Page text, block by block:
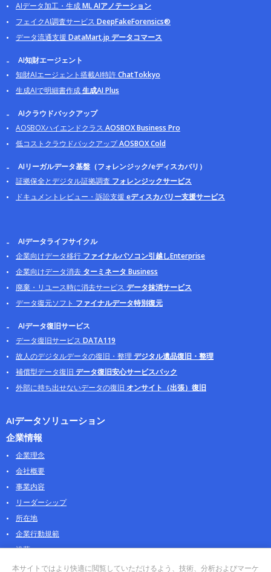
AIデータ加工・生成ML AIアノテーション
フェイクAI調査サービス DeepFakeForensics®
データ流通支援DataMart.jp データコマース
AI知財エージェント
知財AIエージェント搭載AI特許ChatTokkyo
生成AIで明細書作成生成AI Plus
AIクラウドバックアップ
AOSBOXハイエンドクラス AOSBOX Business Pro
低コストクラウドバックアップAOSBOX Cold
AIリーガルデータ基盤（フォレンジック/eディスカバリ）
証拠保全とデジタル証拠調査 フォレンジックサービス
ドキュメントレビュー・訴訟支援eディスカバリー支援サービス
AIデータライフサイクル
企業向けデータ移行 ファイナルパソコン引越しEnterprise
企業向けデータ消去 ターミネータ Business
廃棄・リユース時に消去サービス データ抹消サービス
データ復元ソフト ファイナルデータ特別復元
AIデータ復旧サービス
データ復旧サービス DATA119
故人のデジタルデータの復旧・整理デジタル遺品復旧・整理
補償型データ復旧 データ復旧安心サービスパック
外部に持ち出せないデータの復旧 オンサイト（出張）復旧
AIデータソリューション
企業情報
企業理念
会社概要
事業内容
リーダーシップ
所在地
企業行動規範
沿革
採用情報
本サイトではより快適に閲覧していただけるよう、技術、分析およびマーケ